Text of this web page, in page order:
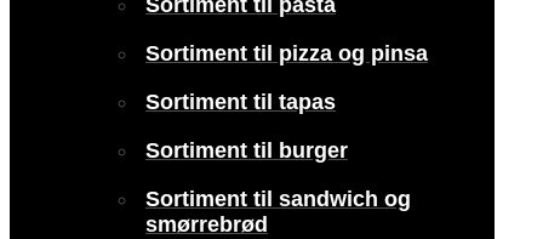
Sortiment til pasta
Sortiment til pizza og pinsa
Sortiment til tapas
Sortiment til burger
Sortiment til sandwich og
smørrebrød